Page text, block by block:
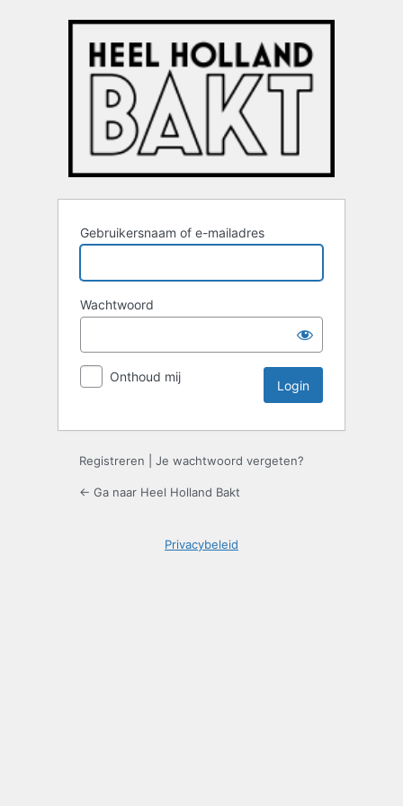
Gebruikersnaam of e-mailadres
Wachtwoord
Onthoud mij
Registreren Je wachtwoord vergeten?
← Ga naar Heel Holland Bakt
Privacybeleid